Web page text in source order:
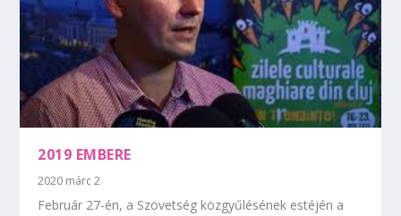
2019 EMBERE
2020 márc 2
Február 27-én, a Szövetség közgyűlésének estéjén a